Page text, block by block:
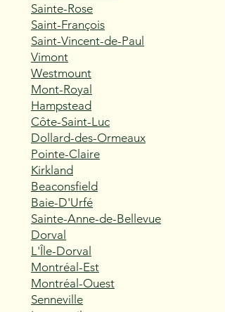
Sainte-Rose
Saint-François
Saint-Vincent-de-Paul
Vimont
Westmount
Mont-Royal
Hampstead
Côte-Saint-Luc
Dollard-des-Ormeaux
Pointe-Claire
Kirkland
Beaconsfield
Baie-D'Urfé
Sainte-Anne-de-Bellevue
Dorval
L'Île-Dorval
Montréal-Est
Montréal-Ouest
Senneville